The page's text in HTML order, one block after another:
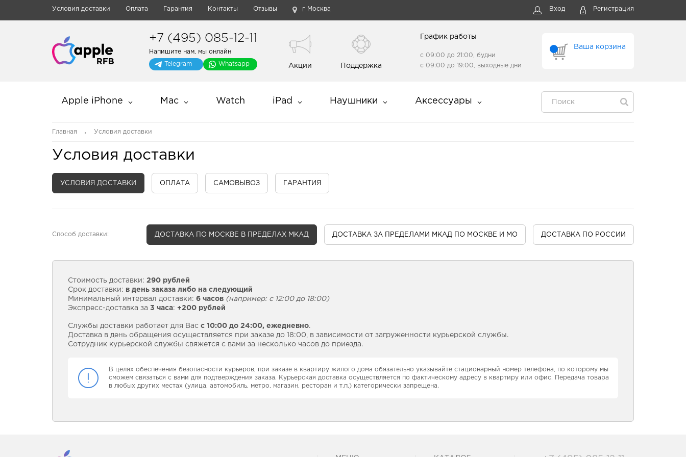
Условия доставки Оплата Гарантия Контакты Отзывы г Москва Вход Регистрация
+7 (495) 085-12-11
Напишите нам, мы онлайн
Telegram Whatsapp Акции Поддержка
Ваша корзина
График работы
с 09:00 до 21:00, будни
с 09:00 до 19:00, выходные дни
Apple iPhone Mac Watch iPad Наушники Аксессуары
Главная Условия доставки
Условия доставки
УСЛОВИЯ ДОСТАВКИ ОПЛАТА САМОВЫВОЗ ГАРАНТИЯ
Способ доставки: ДОСТАВКА ПО МОСКВЕ В ПРЕДЕЛАХ МКАД ДОСТАВКА ЗА ПРЕДЕЛАМИ МКАД ПО МОСКВЕ И МО ДОСТАВКА ПО РОССИИ
Стоимость доставки: 290 рублей
Срок доставки: в день заказа либо на следующий
Минимальный интервал доставки: 6 часов (например: с 12:00 до 18:00)
Экспресс-доставка за 3 часа: +200 рублей
Службы доставки работает для Вас с 10:00 до 24:00, ежедневно.
Доставка в день обращения осуществляется при заказе до 18:00, в зависимости от загруженности курьерской службы.
Сотрудник курьерской службы свяжется с вами за несколько часов до приезда.
В целях обеспечения безопасности курьеров, при заказе в квартиру жилого дома обязательно указывайте стационарный номер телефона, по которому мы
сможем связаться с вами для подтверждения заказа. Курьерская доставка осуществляется по фактическому адресу в квартиру или офис. Передача товара
в любых других местах (улица, автомобиль, метро, магазин, ресторан и т.п.) категорически запрещена.